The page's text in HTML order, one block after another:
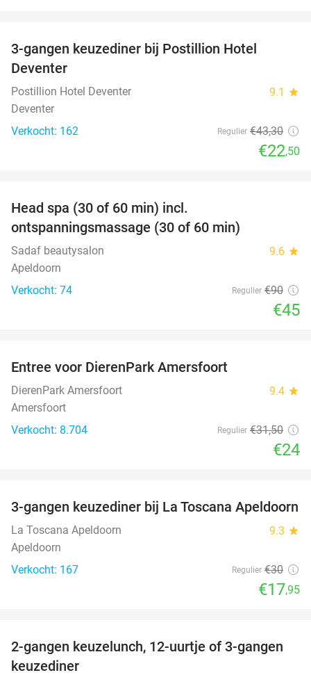
3-gangen keuzediner bij Postillion Hotel
Deventer
Postillion Hotel Deventer 9.1 star
Deventer
Verkocht: 162
Regulier €43,30
€22,50
Head spa (30 of 60 min) incl.
ontspanningsmassage (30 of 60 min)
Sadaf beautysalon 9.6 star
Apeldoorn
Verkocht: 74
Regulier €90
€45
Entree voor DierenPark Amersfoort
DierenPark Amersfoort 9.4 star
Amersfoort
Verkocht: 8.704
Regulier €31,50
€24
40%
3-gangen keuzediner bij La Toscana Apeldoorn
La Toscana Apeldoorn 9.3 star
Apeldoorn
Verkocht: 167
Regulier €30
€17,95
43%
2-gangen keuzelunch, 12-uurtje of 3-gangen
keuzediner